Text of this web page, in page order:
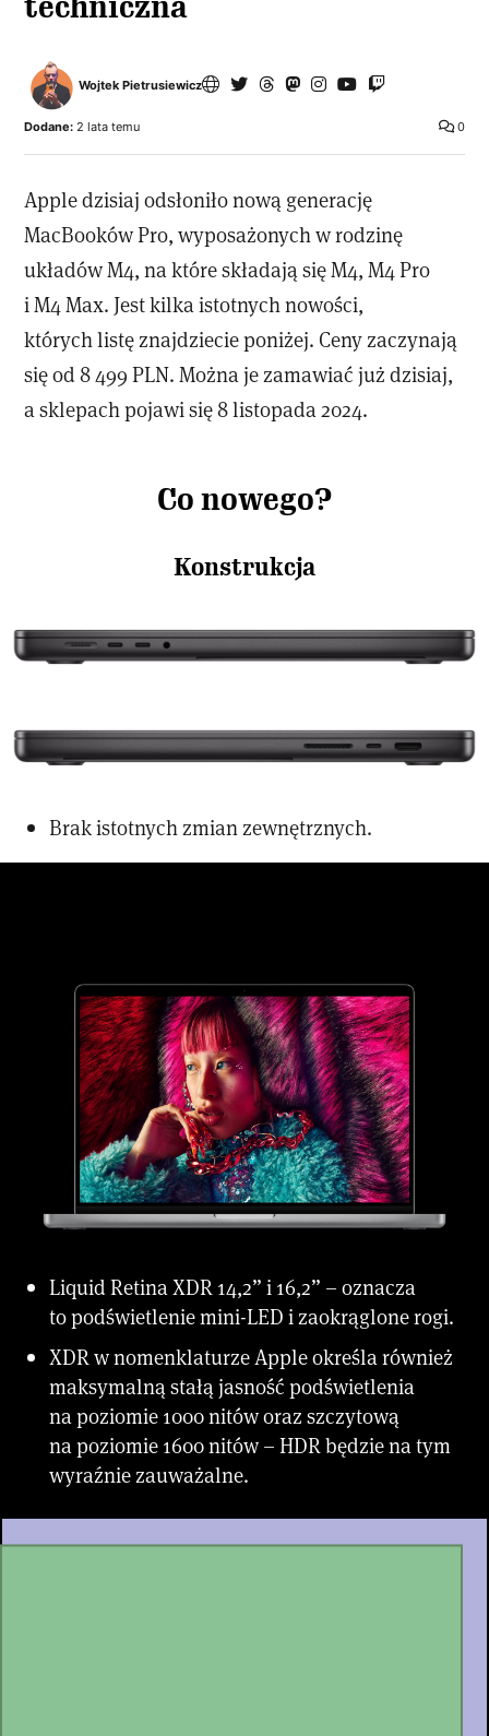
Wojtek Pietrusiewicz
0
Dodane: 2 lata temu
Apple dzisiaj odsłoniło nową generację
MacBooków Pro, wyposażonych w rodzinę
układów M4, na które składają się M4, M4 Pro
i M4 Max. Jest kilka istotnych nowości,
których listę znajdziecie poniżej. Ceny zaczynają
się od 8 499 PLN. Można je zamawiać już dzisiaj,
a sklepach pojawi się 8 listopada 2024.
Co nowego?
Konstrukcja
Brak istotnych zmian zewnętrznych.
Liquid Retina XDR 14,2” i 16,2” – oznacza
to podświetlenie mini-LED i zaokrąglone rogi.
XDR w nomenklaturze Apple określa również
maksymalną stałą jasność podświetlenia
na poziomie 1000 nitów oraz szczytową
na poziomie 1600 nitów – HDR będzie na tym
wyraźnie zauważalne.